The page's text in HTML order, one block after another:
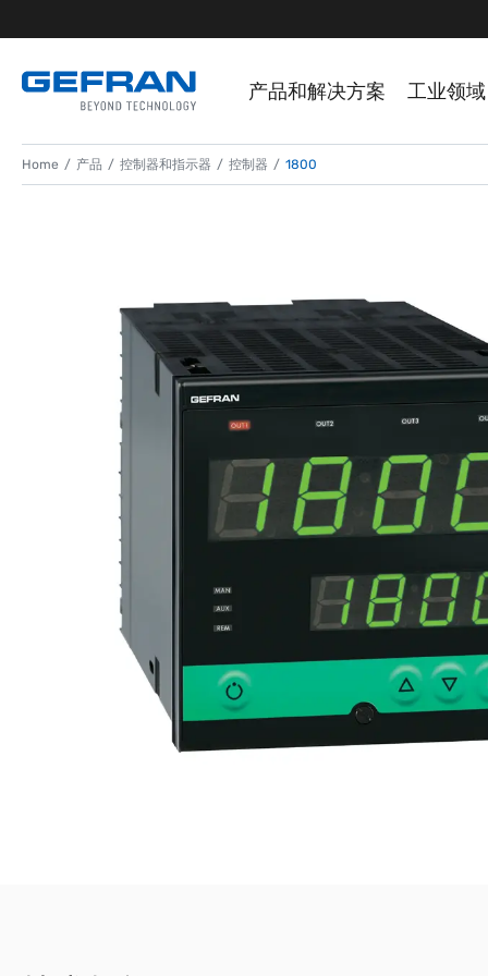
产品和解决方案 工业领域
Home 产品 控制器和指示器 控制器 1800